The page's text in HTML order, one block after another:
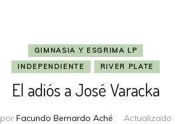
GIMNASIA Y ESGRIMA LP
INDEPENDIENTE
RIVER PLATE
El adiós a José Varacka
por Facundo Bernardo Aché
Actualizado